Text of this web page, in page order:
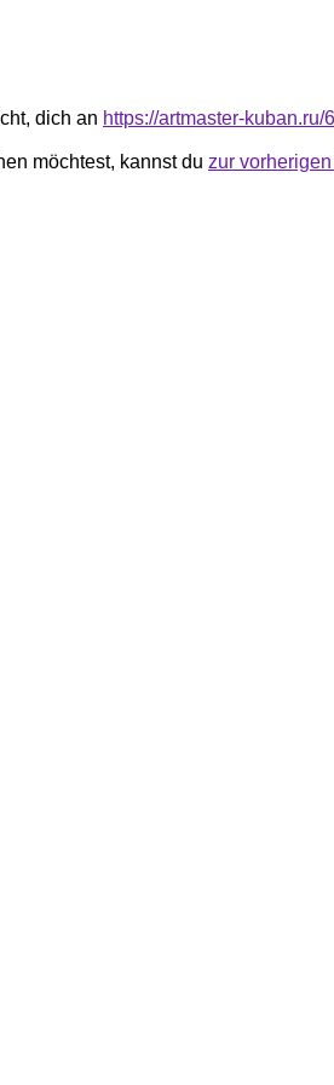
dich an https://artmaster-kuban.ru/
möchtest, kannst du zur